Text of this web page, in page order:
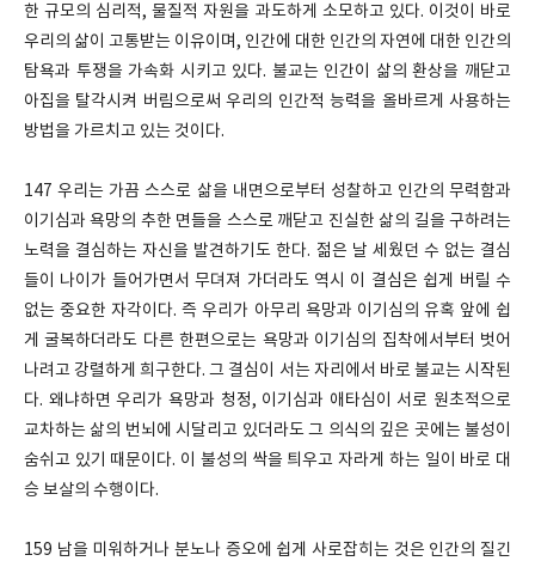
한 규모의 심리적, 물질적 자원을 과도하게 소모하고 있다. 이것이 바로
우리의 삶이 고통받는 이유이며, 인간에 대한 인간의 자연에 대한 인간의
탐욕과 투쟁을 가속화 시키고 있다. 불교는 인간이 삶의 환상을 깨닫고
아집을 탈각시켜 버림으로써 우리의 인간적 능력을 올바르게 사용하는
방법을 가르치고 있는 것이다.
147 우리는 가끔 스스로 삶을 내면으로부터 성찰하고 인간의 무력함과
이기심과 욕망의 추한 면들을 스스로 깨닫고 진실한 삶의 길을 구하려는
노력을 결심하는 자신을 발견하기도 한다. 젊은 날 세웠던 수 없는 결심
들이 나이가 들어가면서 무뎌져 가더라도 역시 이 결심은 쉽게 버릴 수
없는 중요한 자각이다. 즉 우리가 아무리 욕망과 이기심의 유혹 앞에 쉽
게 굴복하더라도 다른 한편으로는 욕망과 이기심의 집착에서부터 벗어
나려고 강렬하게 희구한다. 그 결심이 서는 자리에서 바로 불교는 시작된
다. 왜냐하면 우리가 욕망과 청정, 이기심과 애타심이 서로 원초적으로
교차하는 삶의 번뇌에 시달리고 있더라도 그 의식의 깊은 곳에는 불성이
숨쉬고 있기 때문이다. 이 불성의 싹을 틔우고 자라게 하는 일이 바로 대
승 보살의 수행이다.
159 남을 미워하거나 분노나 증오에 쉽게 사로잡히는 것은 인간의 질긴